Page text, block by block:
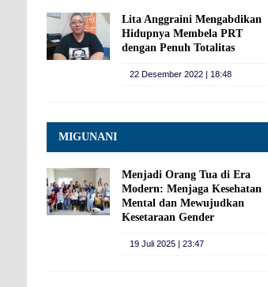
Lita Anggraini Mengabdikan
Hidupnya Membela PRT
dengan Penuh Totalitas
22 Desember 2022 | 18:48
MIGUNANI
Menjadi Orang Tua di Era
Modern: Menjaga Kesehatan
Mental dan Mewujudkan
Kesetaraan Gender
19 Juli 2025 | 23:47